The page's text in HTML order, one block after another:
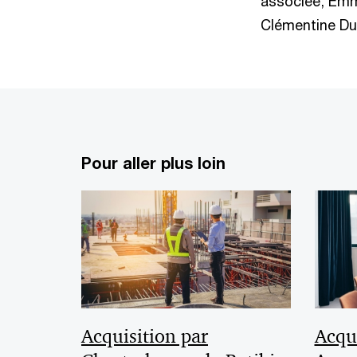
Clémentine
Pour aller plus loin
Acquisition par